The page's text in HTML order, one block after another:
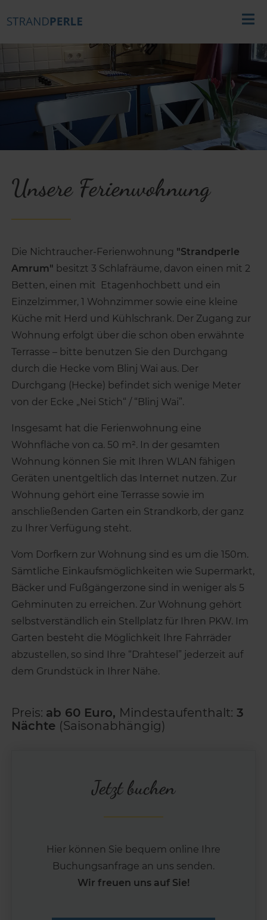
Unsere Ferienwohnung
Die Nichtraucher-Ferienwohnung "Strandperle
Amrum" besitzt 3 Schlafräume, davon einen mit 2
Betten, einen mit Etagenhochbett und ein
Einzelzimmer, 1 Wohnzimmer sowie eine kleine
Küche mit Herd und Kühlschrank. Der Zugang zur
Wohnung erfolgt über die schon oben erwähnte
Terrasse – bitte benutzen Sie den Durchgang
durch die Hecke vom Blinj Wai aus. Der
Durchgang (Hecke) befindet sich wenige Meter
von der Ecke „Nei Stich“ / “Blinj Wai”.
Insgesamt hat die Ferienwohnung eine
Wohnfläche von ca. 50 m². In der gesamten
Wohnung können Sie mit Ihren WLAN fähigen
Geräten unentgeltlich das Internet nutzen. Zur
Wohnung gehört eine Terrasse sowie im
anschließenden Garten ein Strandkorb, der ganz
zu Ihrer Verfügung steht.
Vom Dorfkern zur Wohnung sind es um die 150m.
Sämtliche Einkaufsmöglichkeiten wie Supermarkt,
Bäcker und Fußgängerzone sind in weniger als 5
Gehminuten zu erreichen. Zur Wohnung gehört
selbstverständlich ein Stellplatz für Ihren PKW. Im
Garten besteht die Möglichkeit Ihre Fahrräder
abzustellen, so sind Ihre “Drahtesel” jederzeit auf
dem Grundstück in Ihrer Nähe.
Preis: ab 60 Euro, Mindestaufenthalt: 3
Nächte (Saisonabhängig)
Jetzt buchen
Hier können Sie bequem online Ihre
Buchungs­anfrage an uns senden.
Wir freuen uns auf Sie!